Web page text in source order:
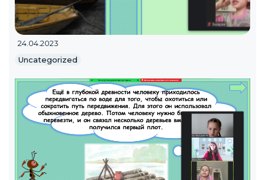
24.04.2023
Uncategorized